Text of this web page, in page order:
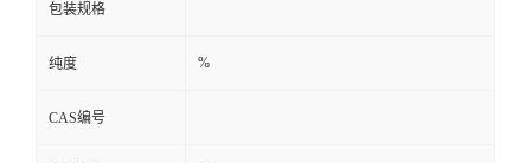
包装规格
纯度 %
CAS编号